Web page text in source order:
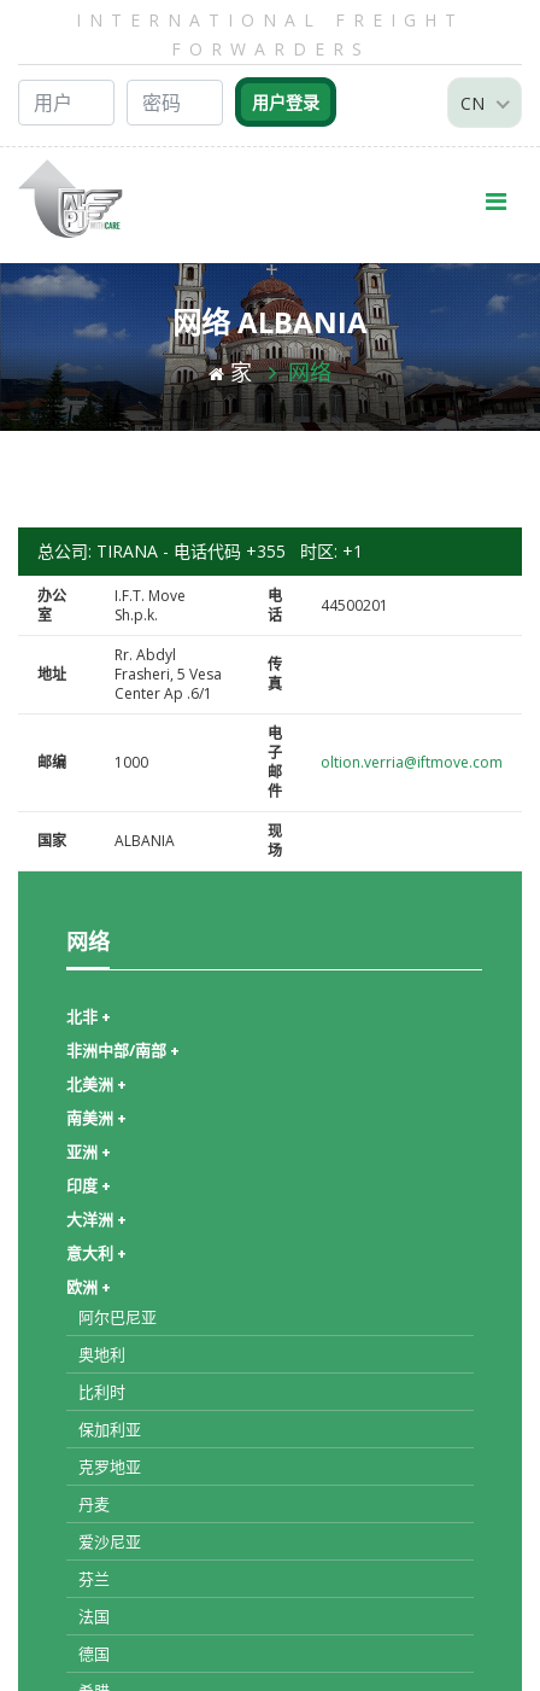
INTERNATIONAL FREIGHT
FORWARDERS
CN
网络 ALBANIA
家 网络
总公司: TIRANA - 电话代码 +355 时区: +1
办公
室
I.F.T. Move
Sh.p.k.
电
话
44500201
地址
Rr. Abdyl
Frasheri, 5 Vesa
Center Ap .6/1
传
真
邮编 1000
电
子
邮
件
oltion.verria@iftmove.com
国家 ALBANIA
现
场
网络
北非 +
非洲中部/南部 +
北美洲 +
南美洲 +
亚洲 +
印度 +
大洋洲 +
意大利 +
欧洲 +
阿尔巴尼亚
奥地利
比利时
保加利亚
克罗地亚
丹麦
爱沙尼亚
芬兰
法国
德国